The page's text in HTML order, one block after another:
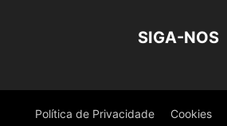
SIGA-NOS
Política de Privacidade Cookies